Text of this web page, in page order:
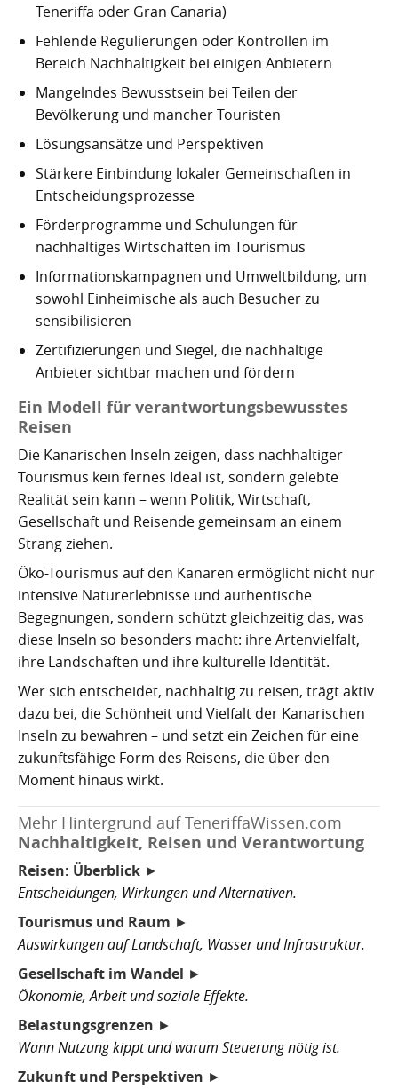
Teneriffa oder Gran Canaria)
Fehlende Regulierungen oder Kontrollen im
Bereich Nachhaltigkeit bei einigen Anbietern
Mangelndes Bewusstsein bei Teilen der
Bevölkerung und mancher Touristen
Lösungsansätze und Perspektiven
Stärkere Einbindung lokaler Gemeinschaften in
Entscheidungsprozesse
Förderprogramme und Schulungen für
nachhaltiges Wirtschaften im Tourismus
Informationskampagnen und Umweltbildung, um
sowohl Einheimische als auch Besucher zu
sensibilisieren
Zertifizierungen und Siegel, die nachhaltige
Anbieter sichtbar machen und fördern
Ein Modell für verantwortungsbewusstes
Reisen
Die Kanarischen Inseln zeigen, dass nachhaltiger
Tourismus kein fernes Ideal ist, sondern gelebte
Realität sein kann – wenn Politik, Wirtschaft,
Gesellschaft und Reisende gemeinsam an einem
Strang ziehen.
Öko-Tourismus auf den Kanaren ermöglicht nicht nur
intensive Naturerlebnisse und authentische
Begegnungen, sondern schützt gleichzeitig das, was
diese Inseln so besonders macht: ihre Artenvielfalt,
ihre Landschaften und ihre kulturelle Identität.
Wer sich entscheidet, nachhaltig zu reisen, trägt aktiv
dazu bei, die Schönheit und Vielfalt der Kanarischen
Inseln zu bewahren – und setzt ein Zeichen für eine
zukunftsfähige Form des Reisens, die über den
Moment hinaus wirkt.
Mehr Hintergrund auf TeneriffaWissen.com
Nachhaltigkeit, Reisen und Verantwortung
Reisen: Überblick ►
Entscheidungen, Wirkungen und Alternativen.
Tourismus und Raum ►
Auswirkungen auf Landschaft, Wasser und Infrastruktur.
Gesellschaft im Wandel ►
Ökonomie, Arbeit und soziale Effekte.
Belastungsgrenzen ►
Wann Nutzung kippt und warum Steuerung nötig ist.
Zukunft und Perspektiven ►